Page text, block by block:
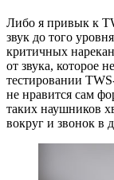
Либо я привык к
звук до того
критичных
от звука, которое
тестировании
не нравится сам
таких наушников
вокруг и звонок в